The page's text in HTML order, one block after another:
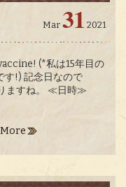
Mar 31 2021
(*私は15年目の
す!) 記念日なので
ますね。 ≪日時≫
More